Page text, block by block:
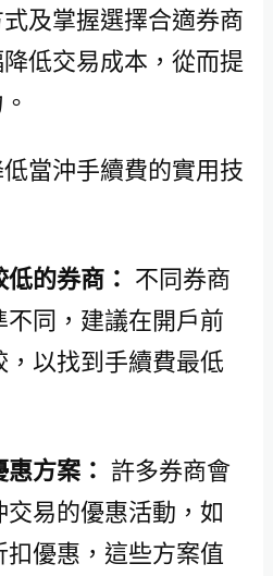
及掌握選擇合適券商
低交易成本，從而提
當沖手續費的實用技
的券商： 不同券商
不同，建議在開戶前
以找到手續費最低
方案： 許多券商會
易的優惠活動，如
優惠，這些方案值